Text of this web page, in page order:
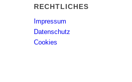
RECHTLICHES
Impressum
Datenschutz
Cookies